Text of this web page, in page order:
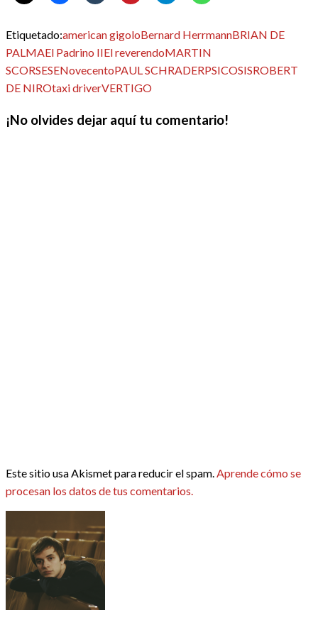
Etiquetado:american gigoloBernard HerrmannBRIAN DE
PALMAEl Padrino IIEl reverendoMARTIN
SCORSESENovecentoPAUL SCHRADERPSICOSISROBERT
DE NIROtaxi driverVERTIGO
¡No olvides dejar aquí tu comentario!
Este sitio usa Akismet para reducir el spam.Aprende cómo se
procesan los datos de tus comentarios.